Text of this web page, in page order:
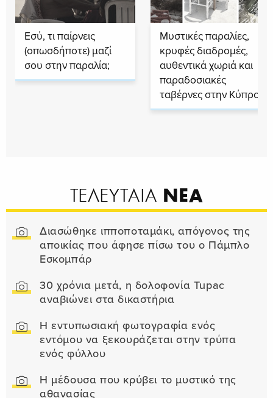
Εσύ, τι παίρνεις
(οπωσδήποτε) μαζί
σου στην παραλία;
Μυστικές παραλίες,
κρυφές διαδρομές,
αυθεντικά χωριά και
παραδοσιακές
ταβέρνες στην Κύπρο
ΤΕΛΕΥΤΑΙΑ ΝΕΑ
Διασώθηκε ιπποποταμάκι, απόγονος της
αποικίας που άφησε πίσω του ο Πάμπλο
Εσκομπάρ
30 χρόνια μετά, η δολοφονία Tupac
αναβιώνει στα δικαστήρια
Η εντυπωσιακή φωτογραφία ενός
εντόμου να ξεκουράζεται στην τρύπα
ενός φύλλου
Η μέδουσα που κρύβει το μυστικό της
αθανασίας